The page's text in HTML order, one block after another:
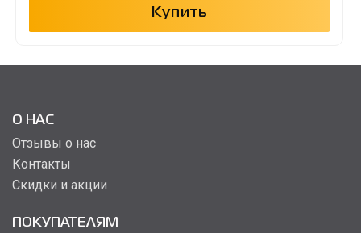
Купить
О НАС
Отзывы о нас
Контакты
Скидки и акции
ПОКУПАТЕЛЯМ